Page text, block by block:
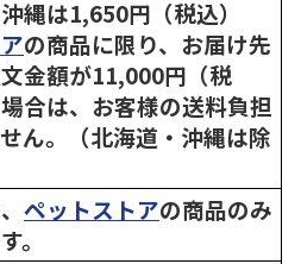
縄は1,650円（税込）
の商品に限り、お届け先
金額が11,000円（税
合は、お客様の送料負担
ん。（北海道・沖縄は除
ペットストアの商品のみ
。